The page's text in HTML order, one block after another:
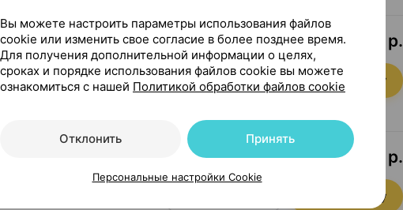
20 мг×60 10,26 — 14,07 р.
Где купить В корзину
12.5 мг 6,80 — 9,63 р.
В корзину
Вы можете настроить параметры использования файлов
cookie или изменить свое согласие в более позднее время.
Для получения дополнительной информации о целях,
сроках и порядке использования файлов cookie вы можете
ознакомиться с нашей Политикой обработки файлов cookie
Отклонить Принять
Персональные настройки Cookie